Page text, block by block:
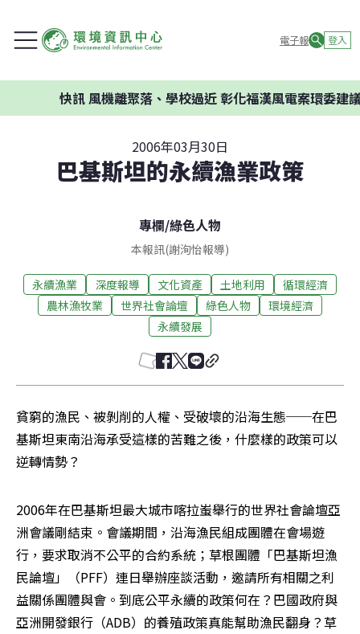
電子報 登入
快訊風機離聚落、學校過近 彰化福漢風電案環委建議不
2006年03月30日
巴基斯坦的永續漁業政策
專欄/綠色人物
本報訊(謝洵怡報導)
永續漁業 深度報導 文化資產 土地利用
循環經濟
農林漁牧業
世界社會論壇 綠色人物
環境經濟
永續發展
貧窮的漁民、被剝削的人權、受破壞的沿海生態──在巴
基斯坦東南沿海承受這樣的苦難之後，什麼樣的政策可以
逆轉情勢？
2006年在巴基斯坦最大城市喀拉蚩舉行的世界社會論壇亞
洲會議剛結束。會議期間，沿海漁民組成團體在會場遊
行，要求取消不公平的合約系統；草根團體「巴基斯坦漁
民論壇」（PFF）連日舉辦座談活動，邀請所有相關之利
益關係團體與會。到底公平永續的政策何在？巴國政府與
亞洲開發銀行（ADB）的養殖政策真能幫助漁民翻身？草